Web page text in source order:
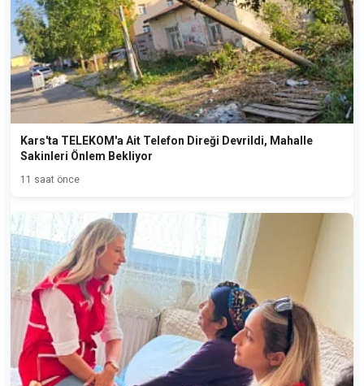
Kars'ta TELEKOM'a Ait Telefon Direği Devrildi, Mahalle
Sakinleri Önlem Bekliyor
11 saat önce